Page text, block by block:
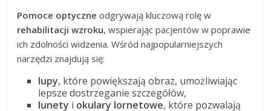
Pomoce optyczne odgrywają kluczową rolę w
rehabilitacji wzroku, wspierając pacjentów w poprawie
ich zdolności widzenia. Wśród najpopularniejszych
narzędzi znajdują się:
lupy, które powiększają obraz, umożliwiając
lepsze dostrzeganie szczegółów,
lunety i okulary lornetowe, które pozwalają